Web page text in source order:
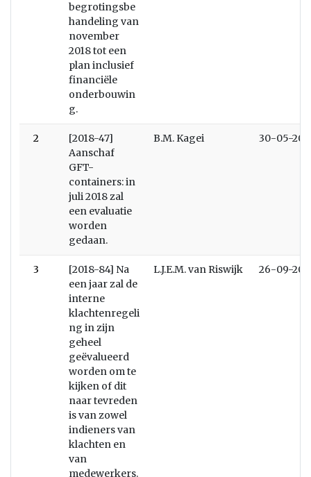
begrotingsbe
handeling van
november
2018 tot een
plan inclusief
financiële
onderbouwin
g.
2
[2018-47]
Aanschaf
GFT-
containers: in
juli 2018 zal
een evaluatie
worden
gedaan.
B.M. Kagei 30-05-
3
[2018-84] Na
een jaar zal de
interne
klachtenregeli
ng in zijn
geheel
geëvalueerd
worden om te
kijken of dit
naar tevreden
is van zowel
indieners van
klachten en
van
medewerkers.
L.J.E.M. van Riswijk 26-09-